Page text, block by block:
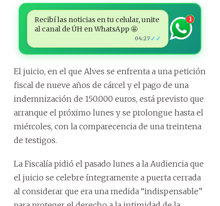
Recibí las noticias en tu celular, unite
al canal de ÚH en WhatsApp 🤩
04:27 ✓✓
1
El juicio, en el que Alves se enfrenta a una petición
fiscal de nueve años de cárcel y el pago de una
indemnización de 150.000 euros, está previsto que
arranque el próximo lunes y se prolongue hasta el
miércoles, con la comparecencia de una treintena
de testigos.
La Fiscalía pidió el pasado lunes a la Audiencia que
el juicio se celebre íntegramente a puerta cerrada
al considerar que era una medida “indispensable”